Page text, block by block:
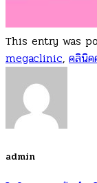
This entry was
megaclinic, คลินิค
admin